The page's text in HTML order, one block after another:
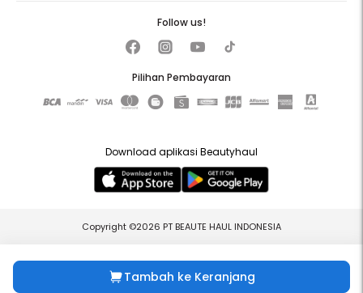
Tambah ke Keranjang
Pilihan Pembayaran
Follow us!
Download aplikasi Beautyhaul
Copyright ©2026 PT BEAUTE HAUL INDONESIA